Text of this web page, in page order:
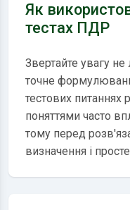
Як
тестах ПДР
Звертайте увагу
точне
тестових питаннях
поняттями часто
тому перед
визначення і